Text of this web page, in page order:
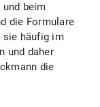
beim
die Formulare
sie häufig im
und daher
die